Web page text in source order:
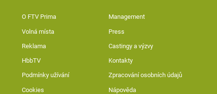
O FTV Prima Management
Volná místa Press
Reklama Castingy a výzvy
HbbTV Kontakty
Podmínky užívání Zpracování osobních údajů
Cookies Nápověda